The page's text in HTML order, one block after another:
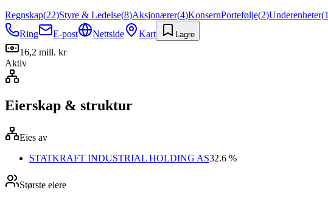
Regnskap(22)Styre & Ledelse(8)Aksjonærer(4)KonsernPortefølje(2)Underenheter(1
Ring
E-post Nettside Kart Lagre
16,2 mill. kr
Aktiv
Eierskap & struktur
Eies av
STATKRAFT INDUSTRIAL HOLDING AS32.6 %
Største eiere